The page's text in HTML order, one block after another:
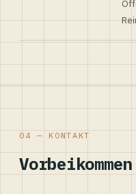
04 — KONTAKT